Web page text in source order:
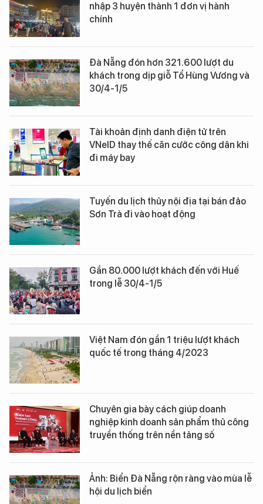
nhập 3 huyện thành 1 đơn vị hành
chính
Đà Nẵng đón hơn 321.600 lượt du
khách trong dịp giỗ Tổ Hùng Vương và
30/4-1/5
Tài khoản định danh điện tử trên
VNeID thay thế căn cước công dân khi
đi máy bay
Tuyến du lịch thủy nội địa tại bán đảo
Sơn Trà đi vào hoạt động
Gần 80.000 lượt khách đến với Huế
trong lễ 30/4-1/5
Việt Nam đón gần 1 triệu lượt khách
quốc tế trong tháng 4/2023
Chuyên gia bày cách giúp doanh
nghiệp kinh doanh sản phẩm thủ công
truyền thống trên nền tảng số
Ảnh: Biển Đà Nẵng rộn ràng vào mùa lễ
hội du lịch biển